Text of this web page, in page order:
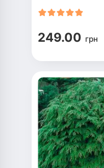
249.00 грн